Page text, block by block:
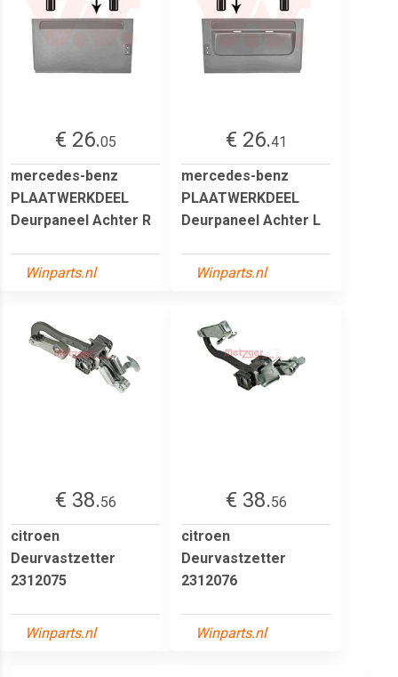
€ 26.05
mercedes-benz
PLAATWERKDEEL
Deurpaneel Achter R
Winparts.nl
€ 26.41
mercedes-benz
PLAATWERKDEEL
Deurpaneel Achter L
Winparts.nl
€ 38.56
citroen
Deurvastzetter
2312075
Winparts.nl
€ 38.56
citroen
Deurvastzetter
2312076
Winparts.nl